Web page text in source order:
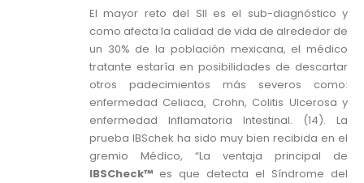
El mayor reto del SII es el sub-diagnóstico y
como afecta la calidad de vida de alrededor de
un 30% de la población mexicana, el médico
tratante estaría en posibilidades de descartar
otros padecimientos más severos como:
enfermedad Celiaca, Crohn, Colitis Ulcerosa y
enfermedad Inflamatoria Intestinal. (14). La
prueba IBSchek ha sido muy bien recibida en el
gremio Médico, “La ventaja principal de
IBSCheck™ es que detecta el Síndrome del